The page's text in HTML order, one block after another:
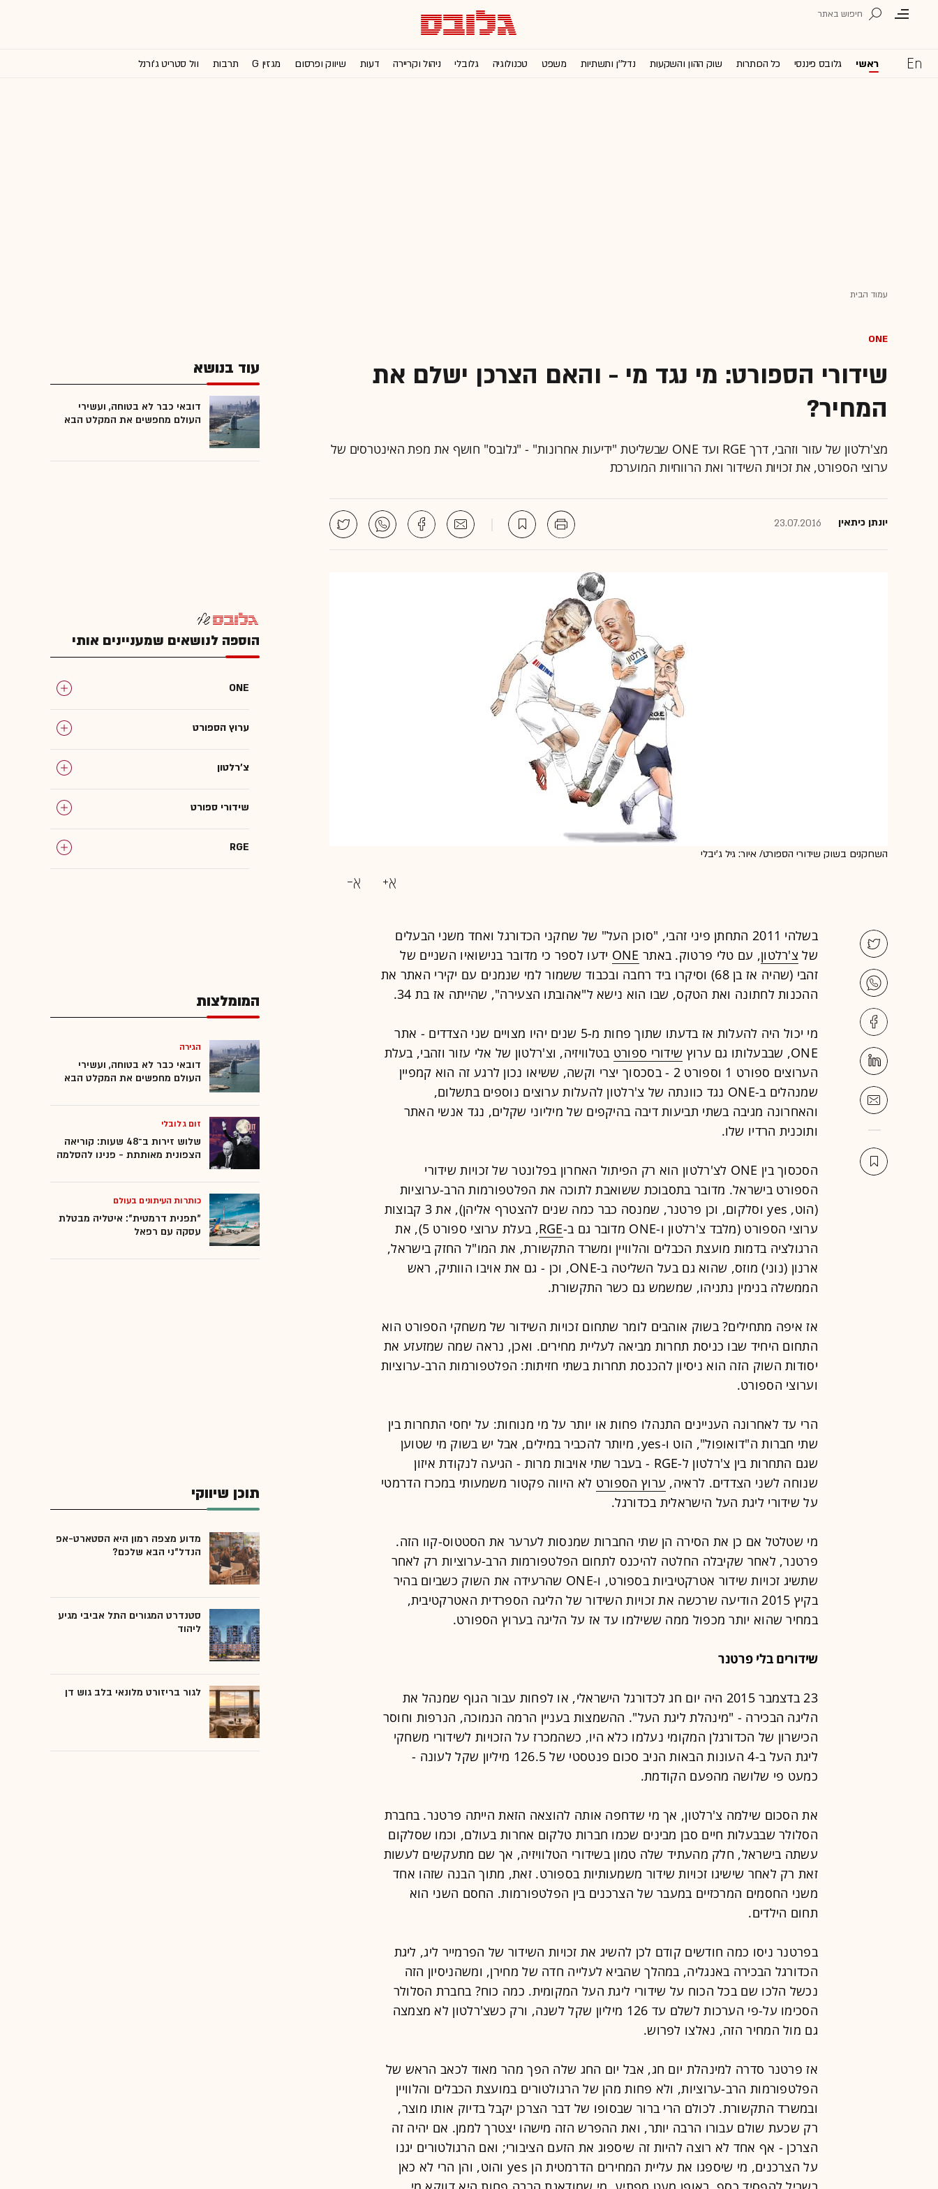
ראשי גלובס פיננסי כל הכותרות שוק ההון והשקעות נדל''ן ותשתיות משפט טכנולוגיה גלובלי ניהול וקריירה דעות שיווק ופרסום מגזין G תרבות וול סטריט ג'ורנל
עמוד הבית
ONE
שידורי הספורט: מי נגד מי - והאם הצרכן ישלם את
המחיר?
מצ'רלטון של עזור וזהבי, דרך RGE ועד ONE שבשליטת "ידיעות אחרונות" - "גלובס" חושף את מפת האינטרסים של
ערוצי הספורט, את זכויות השידור ואת הרווחיות המוערכת
יונתן כיתאין 23.07.2016
השחקנים בשוק שידורי הספורט/ איור: גיל ג'יבלי
בשלהי 2011 התחתן פיני זהבי, "סוכן העל" של שחקני הכדורגל ואחד משני הבעלים
של צ'רלטון, עם טלי פרטוק. באתר ONE ידעו לספר כי מדובר בנישואיו השניים של
זהבי (שהיה אז בן 68) וסיקרו ביד רחבה ובכבוד ששמור למי שנמנים עם יקירי האתר את
ההכנות לחתונה ואת הטקס, שבו הוא נישא ל"אהובתו הצעירה", שהייתה אז בת 34.
מי יכול היה להעלות אז בדעתו שתוך פחות מ-5 שנים יהיו מצויים שני הצדדים - אתר
ONE, שבבעלותו גם ערוץ
שידורי ספורט בטלוויזיה, וצ'רלטון של אלי עזור וזהבי, בעלת
הערוצים ספורט 1 וספורט 2 - בסכסוך יצרי וקשה, ששיאו נכון לרגע זה הוא קמפיין
שמנהלים ב-ONE נגד כוונתה של צ'רלטון להעלות ערוצים נוספים בתשלום,
והאחרונה מגיבה בשתי תביעות דיבה בהיקפים של מיליוני שקלים, נגד אנשי האתר
ותוכנית הרדיו שלו.
הסכסוך בין ONE לצ'רלטון הוא רק הפיתול האחרון בפלונטר של זכויות שידורי
הספורט בישראל. מדובר בתסבוכת ששואבת לתוכה את הפלטפורמות הרב-ערוציות
(הוט, yes וסלקום, וכן פרטנר, שמנסה כבר כמה שנים להצטרף אליהן), את 3 קבוצות
ערוצי הספורט (מלבד צ'רלטון ו-ONE מדובר גם ב-
RGE
, בעלת ערוצי ספורט 5), את
הרגולציה בדמות מועצת הכבלים והלוויין ומשרד התקשורת, את המו"ל החזק בישראל,
ארנון (נוני) מוזס, שהוא גם בעל השליטה ב-ONE, וכן - גם את אויבו הוותיק, ראש
הממשלה בנימין נתניהו, שמשמש גם כשר התקשורת.
אז איפה מתחילים? בשוק אוהבים לומר שתחום זכויות השידור של משחקי הספורט הוא
התחום היחיד שבו כניסת תחרות מביאה לעליית מחירים. ואכן, נראה שמה שמזעזע את
יסודות השוק הזה הוא ניסיון להכנסת תחרות בשתי חזיתות: הפלטפורמות הרב-ערוציות
וערוצי הספורט.
הרי עד לאחרונה העניינים התנהלו פחות או יותר על מי מנוחות: על יחסי התחרות בין
שתי חברות ה"דואופול", הוט ו-yes, מיותר להכביר במילים, אבל יש בשוק מי שטוען
שגם התחרות בין צ'רלטון ל-RGE - בעבר שתי אויבות מרות - הגיעה לנקודת איזון
שנוחה לשני הצדדים. לראיה, ערוץ הספורט לא היווה פקטור משמעותי במכרז הדרמטי
על שידורי ליגת העל הישראלית בכדורגל.
מי שטלטל אם כן את הסירה הן שתי החברות שמנסות לערער את הסטטוס-קוו הזה.
פרטנר, לאחר שקיבלה החלטה להיכנס לתחום הפלטפורמות הרב-ערוציות רק לאחר
שתשיג זכויות שידור אטרקטיביות בספורט, ו-ONE שהרעידה את השוק כשביום בהיר
בקיץ 2015 הודיעה שרכשה את זכויות השידור של הליגה הספרדית האטרקטיבית,
במחיר שהוא יותר מכפול ממה ששילמו עד אז על הליגה בערוץ הספורט.
שידורים בלי פרטנר
23 בדצמבר 2015 היה יום חג לכדורגל הישראלי, או לפחות עבור הגוף שמנהל את
הליגה הבכירה - "מינהלת ליגת העל". ההשמצות בעניין הרמה הנמוכה, הנרפות וחוסר
הכישרון של הכדורגלן המקומי נעלמו כלא היו, כשהמכרז על הזכויות לשידורי משחקי
ליגת העל ב-4 העונות הבאות הניב סכום פנטסטי של 126.5 מיליון שקל לעונה -
כמעט פי שלושה מהפעם הקודמת.
את הסכום שילמה צ'רלטון, אך מי שדחפה אותה להוצאה הזאת הייתה פרטנר. בחברת
הסלולר שבבעלות חיים סבן מבינים שכמו חברות טלקום אחרות בעולם, וכמו שסלקום
עשתה בישראל, חלק מהעתיד שלה טמון בשידורי הטלוויזיה, אך שם מתעקשים לעשות
זאת רק לאחר שישיגו זכויות שידור משמעותיות בספורט. זאת, מתוך הבנה שזהו אחד
משני החסמים המרכזיים במעבר של הצרכנים בין הפלטפורמות. החסם השני הוא
תחום הילדים.
בפרטנר ניסו כמה חודשים קודם לכן להשיג את זכויות השידור של הפרמייר ליג, ליגת
הכדורגל הבכירה באנגליה, במהלך שהביא לעלייה חדה של מחירן, ומשהניסיון הזה
נכשל הלכו שם בכל הכוח על שידורי ליגת העל המקומית. כמה כוח? בחברת הסלולר
הסכימו על-פי הערכות לשלם עד 126 מיליון שקל לשנה, ורק כשצ'רלטון לא מצמצה
גם מול המחיר הזה, נאלצו לפרוש.
אז פרטנר סדרה למינהלת יום חג, אבל יום החג שלה הפך מהר מאוד לכאב הראש של
הפלטפורמות הרב-ערוציות, ולא פחות מהן של הרגולטורים במועצת הכבלים והלוויין
ובמשרד התקשורת. לכולם הרי ברור שבסופו של דבר הצרכן יקבל בדיוק אותו מוצר,
רק שכעת שולם עבורו הרבה יותר, ואת ההפרש הזה מישהו יצטרך לממן. אם יהיה זה
הצרכן - אף אחד לא רוצה להיות זה שיספוג את הזעם הציבורי; ואם הרגולטורים יגנו
על הצרכנים, מי שיספגו את עליית המחירים הדרמטית הן yes והוט, והן הרי לא כאן
עוד בנושא
דובאי כבר לא בטוחה, ועשירי
העולם מחפשים את המקלט הבא
הוספה לנושאים שמעניינים אותי
ONE
ערוץ הספורט
צ'רלטון
שידורי ספורט
‏RGE
המומלצות
הגירה
דובאי כבר לא בטוחה, ועשירי
העולם מחפשים את המקלט הבא
זום גלובלי
שלוש זירות ב־48 שעות: קוריאה
הצפונית מאותתת - פנינו להסלמה
כותרות העיתונים בעולם
"תפנית דרמטית": איטליה מבטלת
עסקה עם רפאל
תוכן שיווקי
מדוע מצפה רמון היא הסטארט-אפ
הנדל"ני הבא שלכם?
סטנדרט המגורים התל אביבי מגיע
ליהוד
לגור בריזורט מלונאי בלב גוש דן